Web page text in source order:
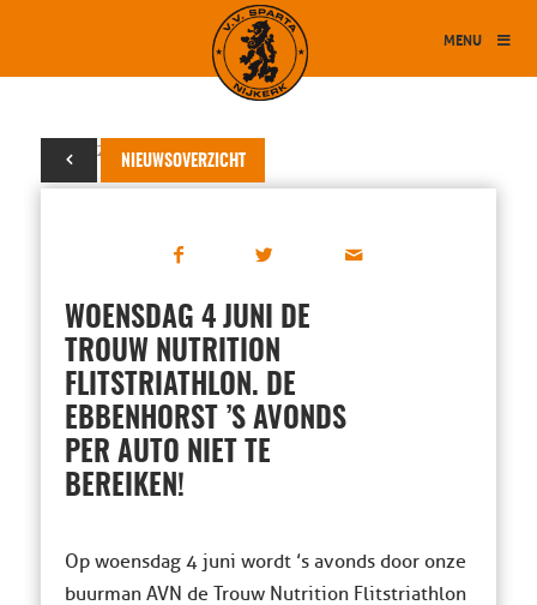
MENU
NIEUWSOVERZICHT
26 mei 2014
WOENSDAG 4 JUNI DE
TROUW NUTRITION
FLITSTRIATHLON. DE
EBBENHORST ’S AVONDS
PER AUTO NIET TE
BEREIKEN!
Op woensdag 4 juni wordt ’s avonds door onze
buurman AVN de Trouw Nutrition Flitstriathlon